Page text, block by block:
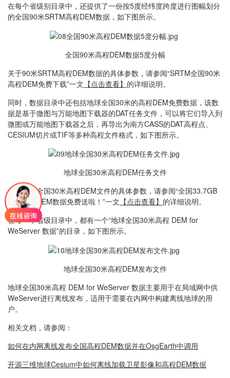
在每个省级别目录中，还提供了一份按5度经纬度跨度进行图幅划分
的全国90米SRTM高程DEM数据，如下图所示。
全国90米高程DEM数据5度分幅
关于90米SRTM高程DEM数据的具体参数，请参阅“SRTM全国90米
高程DEM免费下载”一文 【点击查看】 的详细说明。
同时，数据目录中还包括地球全国30米的高程DEM免费数据，该数
据是基于微图与万能地图下载器的DAT任务文件，可以将它们导入到
微图或万能地图下载器之后，再导出为南方CASS的DAT高程点、
CESIUM切片或TIF等多种高程文件格式，如下图所示。
地球全国30米高程DEM任务文件
关于地球全国30米高程DEM文件的具体参数，请参阅“全国33.7GB
地球高程DEM数据免费送啦！”一文 【点击查看】 的详细说明。
在每一个省级目录中，都有一个“地球全国30米高程 DEM for
WeServer 数据”的目录，如下图所示。
地球全国30米高程DEM发布文件
地球全国30米高程 DEM for WeServer 数据主要用于在局域网中供
WeServer进行离线发布，适用于需要在内网中构建离线地球的用
户。
相关文档，请参阅：
如何在内网离线发布全国高程DEM数据并在OsgEarth中调用
开源三维地球Cesium中如何离线加载卫星影像和高程DEM数据